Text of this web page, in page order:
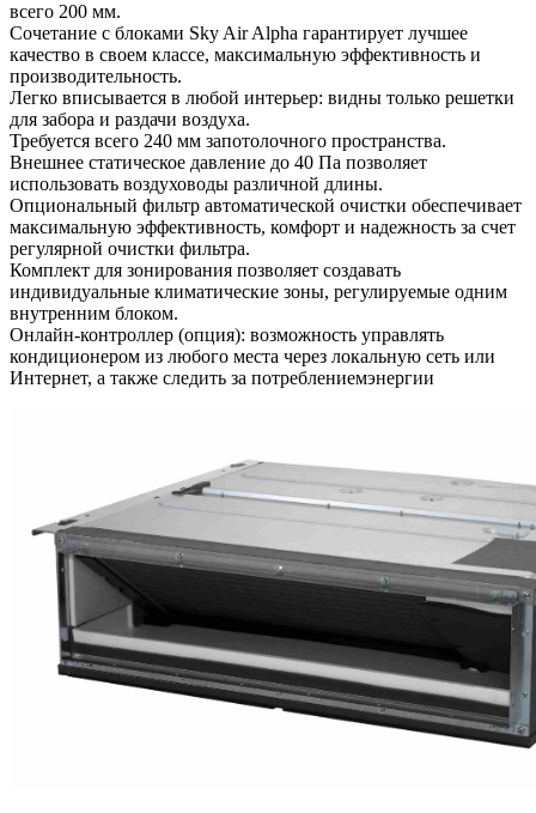
всего 200 мм.
Сочетание с блоками Sky Air Alpha гарантирует лучшее
качество в своем классе, максимальную эффективность и
производительность.
Легко вписывается в любой интерьер: видны только решетки
для забора и раздачи воздуха.
Требуется всего 240 мм запотолочного пространства.
Внешнее статическое давление до 40 Па позволяет
использовать воздуховоды различной длины.
Опциональный фильтр автоматической очистки обеспечивает
максимальную эффективность, комфорт и надежность за счет
регулярной очистки фильтра.
Комплект для зонирования позволяет создавать
индивидуальные климатические зоны, регулируемые одним
внутренним блоком.
Онлайн-контроллер (опция): возможность управлять
кондиционером из любого места через локальную сеть или
Интернет, а также следить за потреблениемэнергии